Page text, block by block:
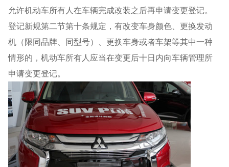
允许机动车所有人在车辆完成改装之后再申请变更登记。
登记新规第二节第十条规定，有改变车身颜色、更换发动
机（限同品牌、同型号）、更换车身或者车架等其中一种
情形的，机动车所有人应当在变更后十日内向车辆管理所
申请变更登记。